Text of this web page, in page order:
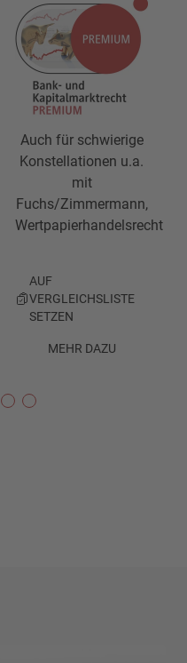
Auch für schwierige
Konstellationen u.a.
mit
Fuchs/Zimmermann,
Wertpapierhandelsrecht
AUF
VERGLEICHSLISTE
SETZEN
MEHR DAZU